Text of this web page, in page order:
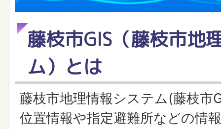
藤枝市GIS（藤枝市地
ム）とは
藤枝市地理情報システム(藤枝市
位置情報や指定避難所などの情